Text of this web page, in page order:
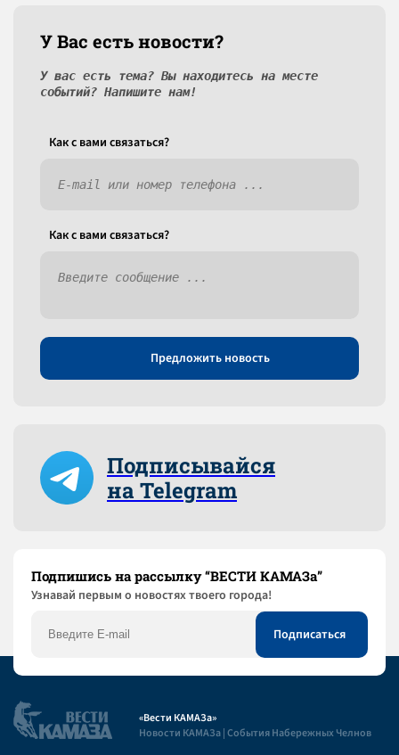
У Вас есть новости?
У вас есть тема? Вы находитесь на месте
событий? Напишите нам!
Как c вами связаться?
Как c вами связаться?
Предложить новость
Подписывайся
на Telegram
Подпишись на рассылку “ВЕСТИ КАМАЗа”
Узнaвай первым о новостях твоего города!
«Вести КАМАЗа»
Новости КАМАЗа | События Набережных Челнов